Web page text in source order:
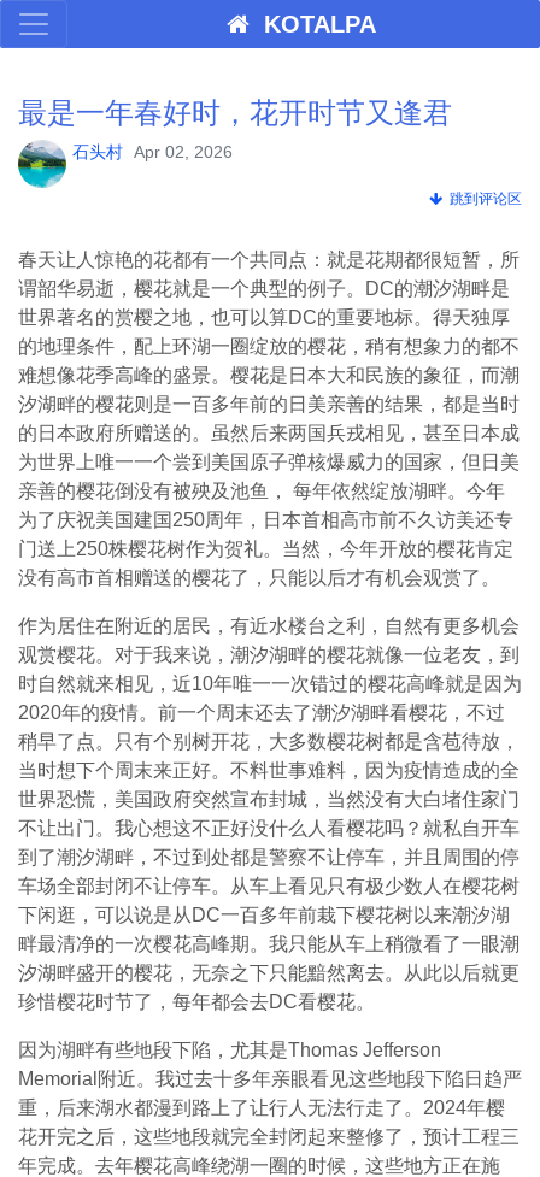
KOTALPA
最是一年春好时，花开时节又逢君
石头村 Apr 02, 2026
跳到评论区
春天让人惊艳的花都有一个共同点：就是花期都很短暂，所
谓韶华易逝，樱花就是一个典型的例子。DC的潮汐湖畔是
世界著名的赏樱之地，也可以算DC的重要地标。得天独厚
的地理条件，配上环湖一圈绽放的樱花，稍有想象力的都不
难想像花季高峰的盛景。樱花是日本大和民族的象征，而潮
汐湖畔的樱花则是一百多年前的日美亲善的结果，都是当时
的日本政府所赠送的。虽然后来两国兵戎相见，甚至日本成
为世界上唯一一个尝到美国原子弹核爆威力的国家，但日美
亲善的樱花倒没有被殃及池鱼， 每年依然绽放湖畔。今年
为了庆祝美国建国250周年，日本首相高市前不久访美还专
门送上250株樱花树作为贺礼。当然，今年开放的樱花肯定
没有高市首相赠送的樱花了，只能以后才有机会观赏了。
作为居住在附近的居民，有近水楼台之利，自然有更多机会
观赏樱花。对于我来说，潮汐湖畔的樱花就像一位老友，到
时自然就来相见，近10年唯一一次错过的樱花高峰就是因为
2020年的疫情。前一个周末还去了潮汐湖畔看樱花，不过
稍早了点。只有个别树开花，大多数樱花树都是含苞待放，
当时想下个周末来正好。不料世事难料，因为疫情造成的全
世界恐慌，美国政府突然宣布封城，当然没有大白堵住家门
不让出门。我心想这不正好没什么人看樱花吗？就私自开车
到了潮汐湖畔，不过到处都是警察不让停车，并且周围的停
车场全部封闭不让停车。从车上看见只有极少数人在樱花树
下闲逛，可以说是从DC一百多年前栽下樱花树以来潮汐湖
畔最清净的一次樱花高峰期。我只能从车上稍微看了一眼潮
汐湖畔盛开的樱花，无奈之下只能黯然离去。从此以后就更
珍惜樱花时节了，每年都会去DC看樱花。
因为湖畔有些地段下陷，尤其是Thomas Jefferson
Memorial附近。我过去十多年亲眼看见这些地段下陷日趋严
重，后来湖水都漫到路上了让行人无法行走了。2024年樱
花开完之后，这些地段就完全封闭起来整修了，预计工程三
年完成。去年樱花高峰绕湖一圈的时候，这些地方正在施